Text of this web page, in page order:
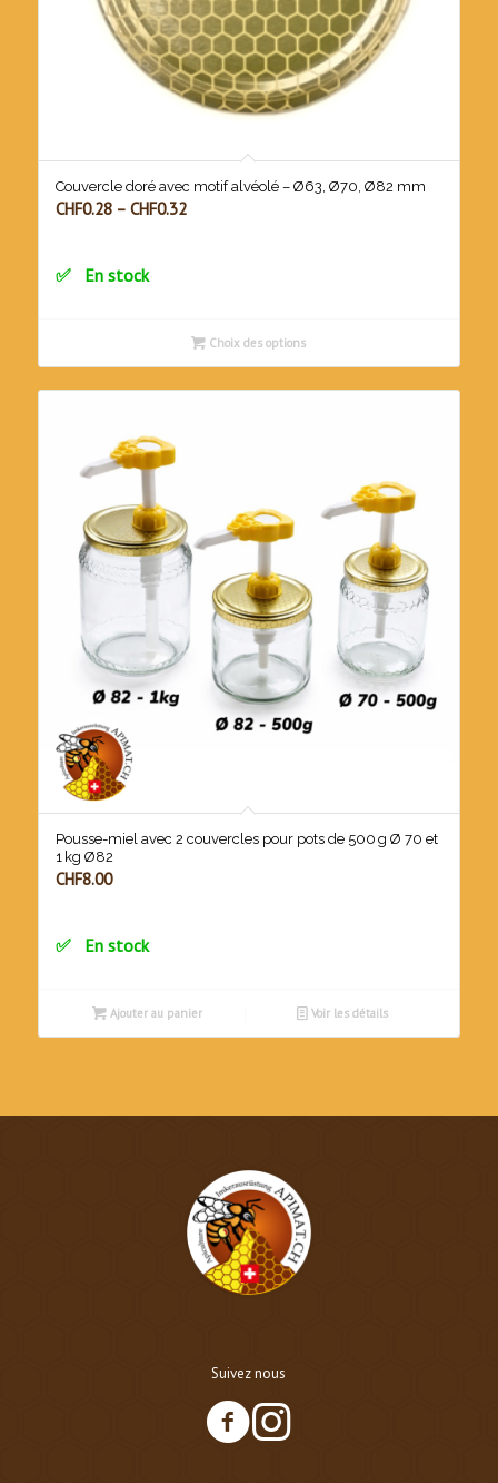
Couvercle doré avec motif alvéolé – Ø63, Ø70, Ø82 mm
CHF0.28– CHF0.32
En stock
Choix des options
Pousse-miel avec 2 couvercles pour pots de 500 g Ø 70 et
1 kg Ø82
CHF8.00
En stock
Ajouter au panier Voir les détails
Suivez nous